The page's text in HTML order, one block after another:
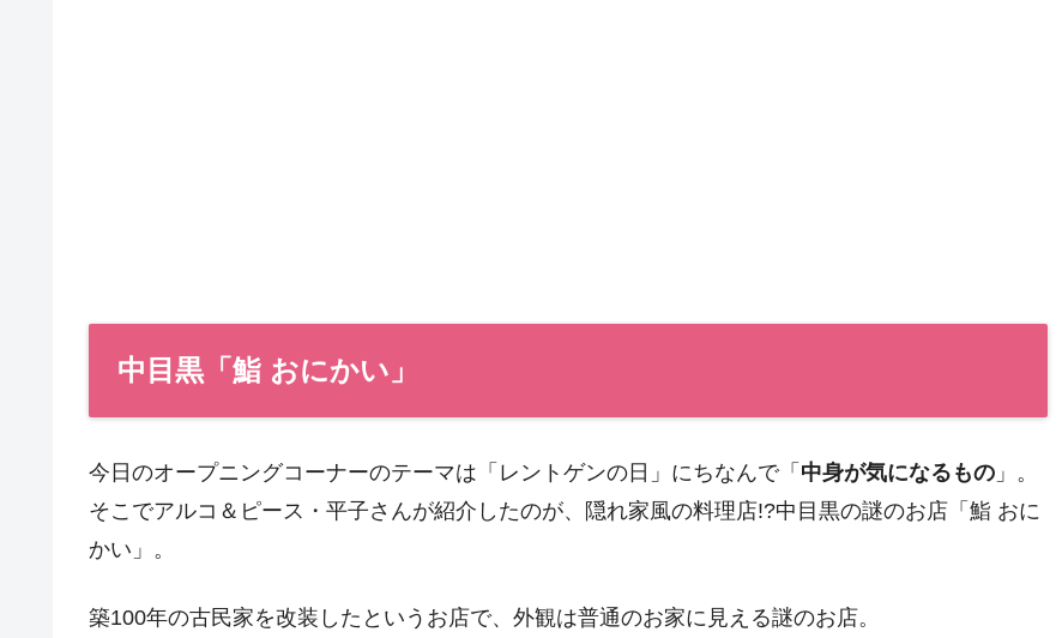
中目黒「鮨 おにかい」
今日のオープニングコーナーのテーマは「レントゲンの日」にちなんで「 中身が気になるもの 」。
そこでアルコ＆ピース・平子さんが紹介したのが、隠れ家風の料理店!?中目黒の謎のお店「鮨 おに
かい」。
築100年の古民家を改装したというお店で、外観は普通のお家に見える謎のお店。